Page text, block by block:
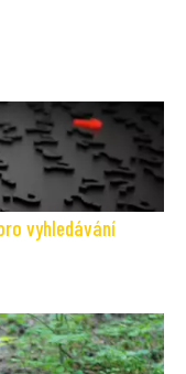
vyhledávání